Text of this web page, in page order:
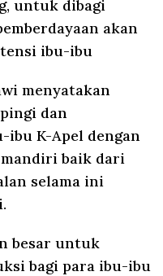
untuk dibagi
akan
ibu-ibu
menyatakan
dan
ibu K-Apel dengan
baik dari
selama ini
besar untuk
bagi para ibu-ibu